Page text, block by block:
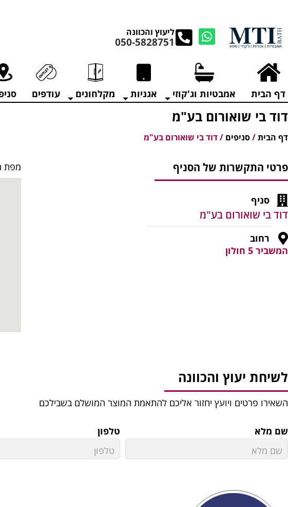
ליעוץ והכוונה
050-5828751
דף הבית אמבטיות וג'קוזי אגניות מקלחונים עודפים
דוד בי שואורום בע"מ
דף הבית/סניפים /דוד בי שואורום בע"מ
פרטי התקשרות של הסניף
סניף
דוד בי שואורום בע"מ
רחוב
המשביר 5 חולון
מפת
לשיחת יעוץ והכוונה
השאירו פרטים ויועץ יחזור אליכם להתאמת המוצר המושלם בשבילכם
שם מלא טלפון